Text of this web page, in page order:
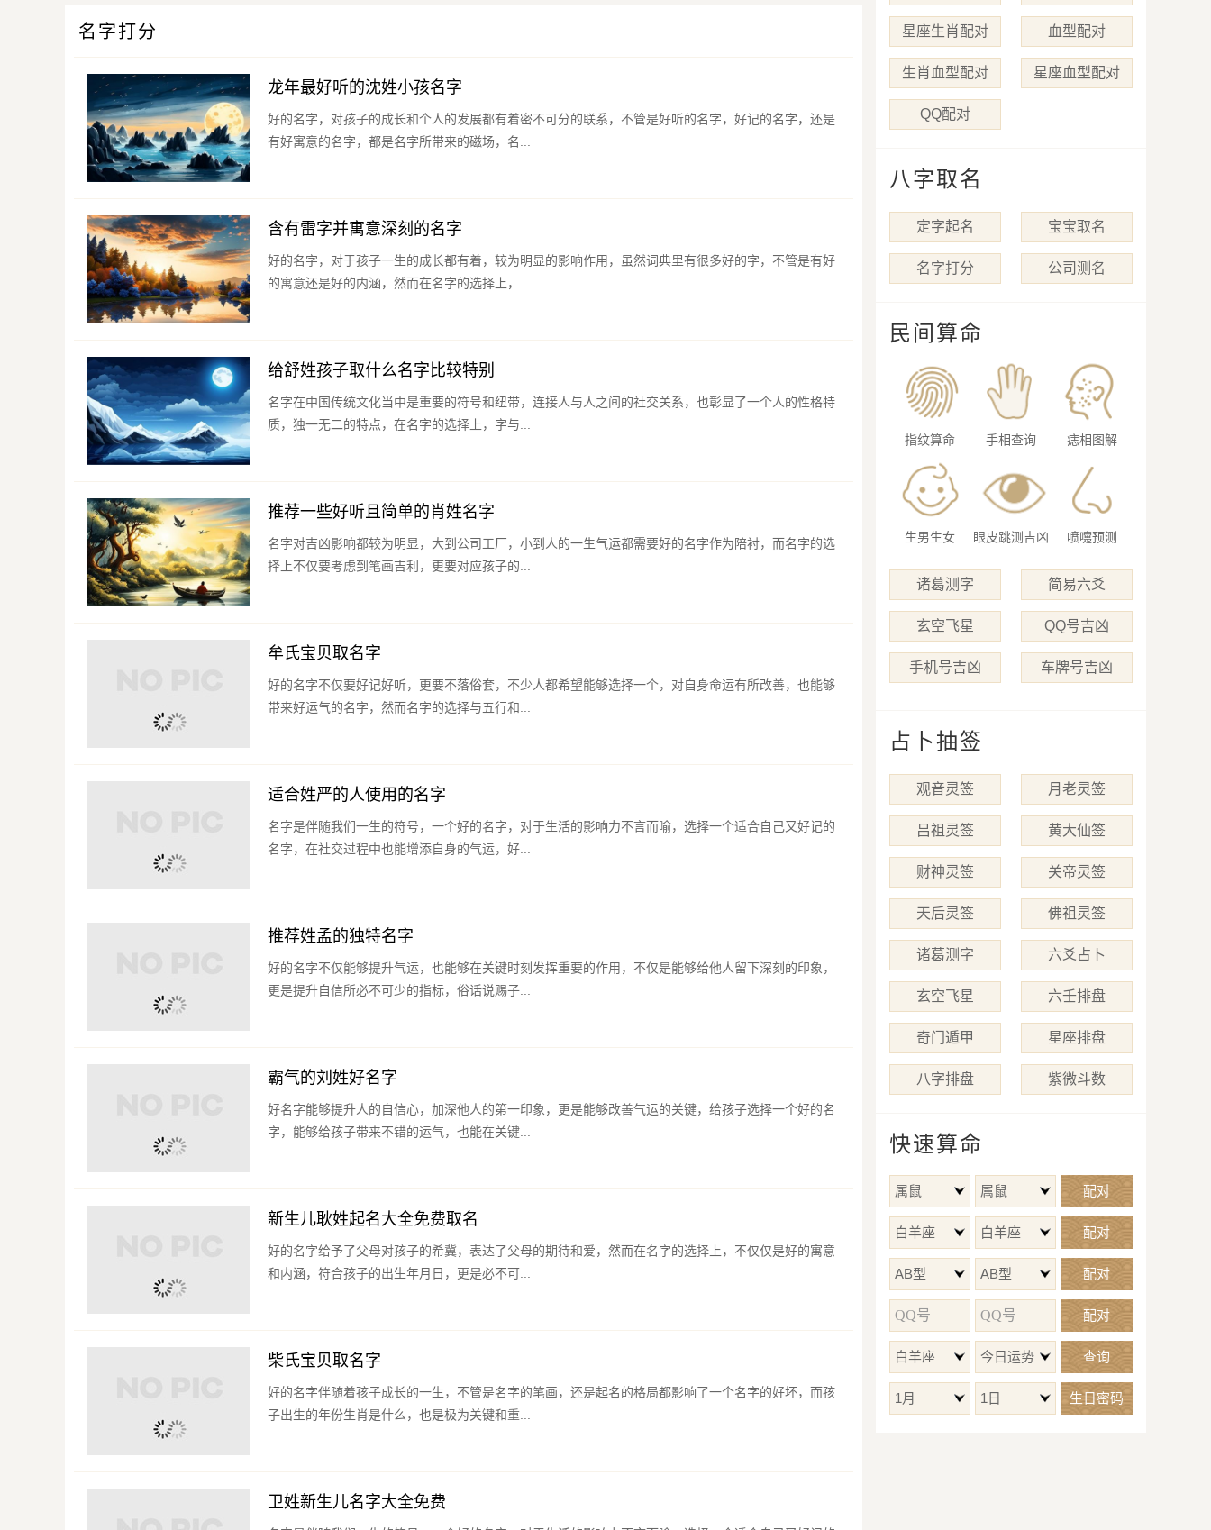
名字打分
龙年最好听的沈姓小孩名字
好的名字，对孩子的成长和个人的发展都有着密不可分的联系，不管是好听的名字，好记的名字，还是
有好寓意的名字，都是名字所带来的磁场，名...
含有雷字并寓意深刻的名字
好的名字，对于孩子一生的成长都有着，较为明显的影响作用，虽然词典里有很多好的字，不管是有好
的寓意还是好的内涵，然而在名字的选择上，...
给舒姓孩子取什么名字比较特别
名字在中国传统文化当中是重要的符号和纽带，连接人与人之间的社交关系，也彰显了一个人的性格特
质，独一无二的特点，在名字的选择上，字与...
推荐一些好听且简单的肖姓名字
名字对吉凶影响都较为明显，大到公司工厂，小到人的一生气运都需要好的名字作为陪衬，而名字的选
择上不仅要考虑到笔画吉利，更要对应孩子的...
牟氏宝贝取名字
好的名字不仅要好记好听，更要不落俗套，不少人都希望能够选择一个，对自身命运有所改善，也能够
带来好运气的名字，然而名字的选择与五行和...
适合姓严的人使用的名字
名字是伴随我们一生的符号，一个好的名字，对于生活的影响力不言而喻，选择一个适合自己又好记的
名字，在社交过程中也能增添自身的气运，好...
推荐姓孟的独特名字
好的名字不仅能够提升气运，也能够在关键时刻发挥重要的作用，不仅是能够给他人留下深刻的印象，
更是提升自信所必不可少的指标，俗话说赐子...
霸气的刘姓好名字
好名字能够提升人的自信心，加深他人的第一印象，更是能够改善气运的关键，给孩子选择一个好的名
字，能够给孩子带来不错的运气，也能在关键...
新生儿耿姓起名大全免费取名
好的名字给予了父母对孩子的希冀，表达了父母的期待和爱，然而在名字的选择上，不仅仅是好的寓意
和内涵，符合孩子的出生年月日，更是必不可...
柴氏宝贝取名字
好的名字伴随着孩子成长的一生，不管是名字的笔画，还是起名的格局都影响了一个名字的好坏，而孩
子出生的年份生肖是什么，也是极为关键和重...
卫姓新生儿名字大全免费
星座生肖配对 血型配对
生肖血型配对 星座血型配对
QQ配对
八字取名
定字起名 宝宝取名
名字打分 公司测名
民间算命
指纹算命 手相查询 痣相图解
生男生女 眼皮跳测吉凶 喷嚏预测
诸葛测字 简易六爻
玄空飞星 QQ号吉凶
手机号吉凶 车牌号吉凶
占卜抽签
观音灵签 月老灵签
吕祖灵签 黄大仙签
财神灵签 关帝灵签
天后灵签 佛祖灵签
诸葛测字 六爻占卜
玄空飞星 六壬排盘
奇门遁甲 星座排盘
八字排盘 紫微斗数
快速算命
属鼠 属鼠 配对
白羊座 白羊座 配对
AB型 AB型 配对
配对
白羊座 今日运势 查询
1月 1日 生日密码